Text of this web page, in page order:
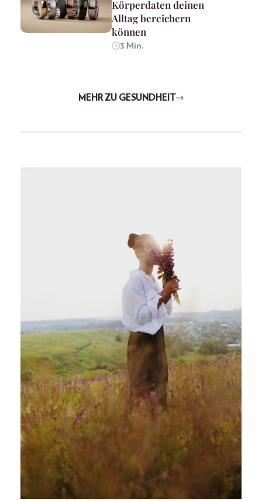
Körperdaten deinen
Alltag bereichern
können
3 Min.
MEHR ZU GESUNDHEIT